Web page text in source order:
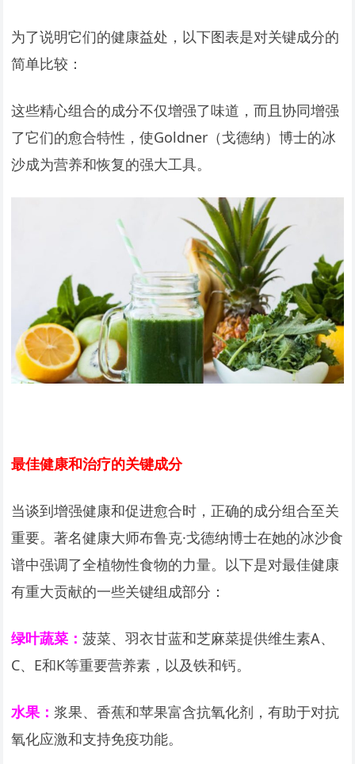
为了说明它们的健康益处，以下图表是对关键成分的
简单比较：
这些精心组合的成分不仅增强了味道，而且协同增强
了它们的愈合特性，使Goldner（戈德纳）博士的冰
沙成为营养和恢复的强大工具。
最佳健康和治疗的关键成分
当谈到增强健康和促进愈合时，正确的成分组合至关
重要。著名健康大师布鲁克·戈德纳博士在她的冰沙食
谱中强调了全植物性食物的力量。以下是对最佳健康
有重大贡献的一些关键组成部分：
绿叶蔬菜：菠菜、羽衣甘蓝和芝麻菜提供维生素A、
C、E和K等重要营养素，以及铁和钙。
水果： 浆果、香蕉和苹果富含抗氧化剂，有助于对抗
氧化应激和支持免疫功能。